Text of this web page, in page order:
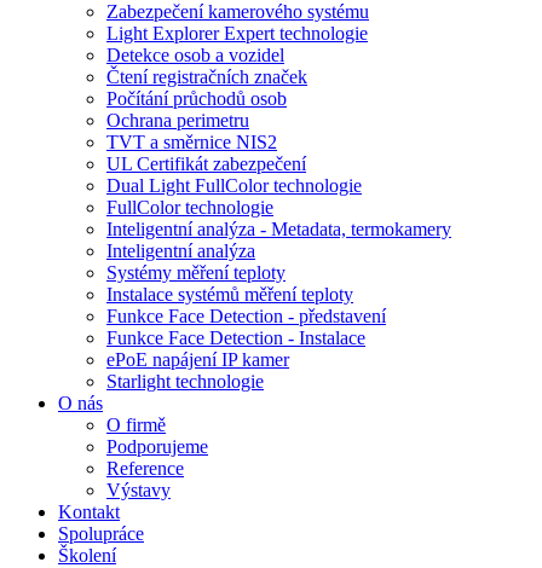
Zabezpečení kamerového systému
Light Explorer Expert technologie
Detekce osob a vozidel
Čtení registračních značek
Počítání průchodů osob
Ochrana perimetru
TVT a směrnice NIS2
UL Certifikát zabezpečení
Dual Light FullColor technologie
FullColor technologie
Inteligentní analýza - Metadata, termokamery
Inteligentní analýza
Systémy měření teploty
Instalace systémů měření teploty
Funkce Face Detection - představení
Funkce Face Detection - Instalace
ePoE napájení IP kamer
Starlight technologie
O nás
O firmě
Podporujeme
Reference
Výstavy
Kontakt
Spolupráce
Školení